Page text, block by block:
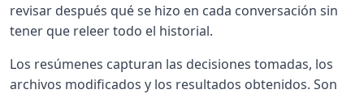
revisar después qué se hizo en cada conversación sin
tener que releer todo el historial.
Los resúmenes capturan las decisiones tomadas, los
archivos modificados y los resultados obtenidos. Son